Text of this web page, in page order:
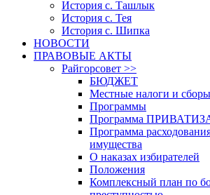
История с. Ташлык
История с. Тея
История с. Шипка
НОВОСТИ
ПРАВОВЫЕ АКТЫ
Райгорсовет >>
БЮДЖЕТ
Местные налоги и сборы
Программы
Программа
Программа
имущества
О наказах избирателей
Положения
Комплексный план по